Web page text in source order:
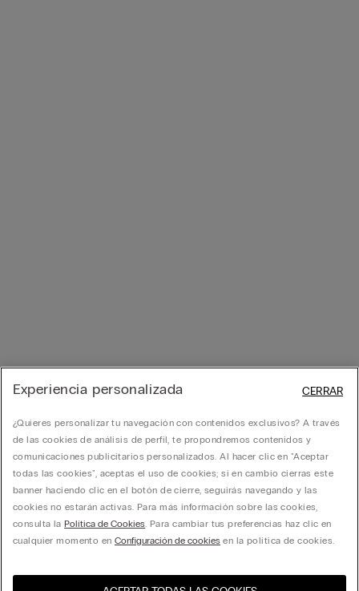
Experiencia personalizada
¿Quieres personalizar tu navegación con contenidos exclusivos? A través
de las cookies de análisis de perfil, te propondremos contenidos y
comunicaciones publicitarios personalizados. Al hacer clic en "Aceptar
todas las cookies", aceptas el uso de cookies; si en cambio cierras este
banner haciendo clic en el botón de cierre, seguirás navegando y las
cookies no estarán activas. Para más información sobre las cookies,
consulta laPolítica de Cookies. Para cambiar tus preferencias haz clic en
cualquier momento enConfiguración de cookies en la política de cookies.
CERRAR